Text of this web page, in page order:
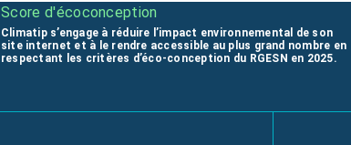
Score d'écoconception
Climatip s’engage à réduire l’impact environnemental de son
site internet et à le rendre accessible au plus grand nombre en
respectant les critères d’éco-conception du RGESN en 2025.